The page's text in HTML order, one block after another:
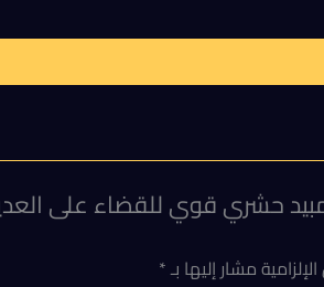
حشري قوي للقضاء على
مشار إليها بـ*